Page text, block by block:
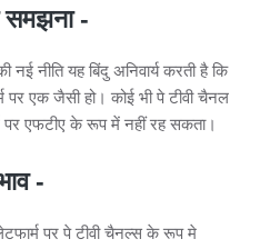
समझना -
नई नीति यह बिंदु अनिवार्य करती है कि
पर एक जैसी हो। कोई भी पे टीवी चैनल
पर एफटीए के रूप में नहीं रह सकता।
-
पर पे टीवी चैनल्स के रूप मे